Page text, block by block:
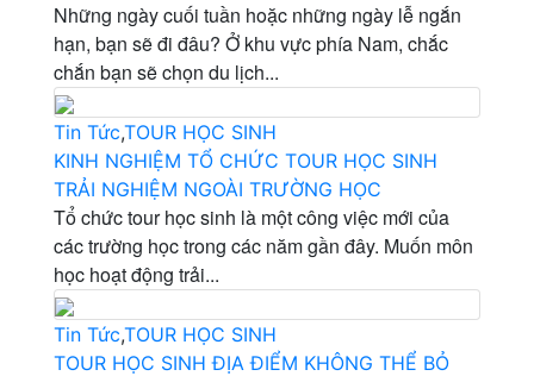
Những ngày cuối tuần hoặc những ngày lễ ngắn
hạn, bạn sẽ đi đâu? Ở khu vực phía Nam, chắc
chắn bạn sẽ chọn du lịch...
Tin Tức,TOUR HỌC SINH
KINH NGHIỆM TỔ CHỨC TOUR HỌC SINH
TRẢI NGHIỆM NGOÀI TRƯỜNG HỌC
Tổ chức tour học sinh là một công việc mới của
các trường học trong các năm gần đây. Muốn môn
học hoạt động trải...
Tin Tức,TOUR HỌC SINH
TOUR HỌC SINH ĐỊA ĐIỂM KHÔNG THỂ BỎ